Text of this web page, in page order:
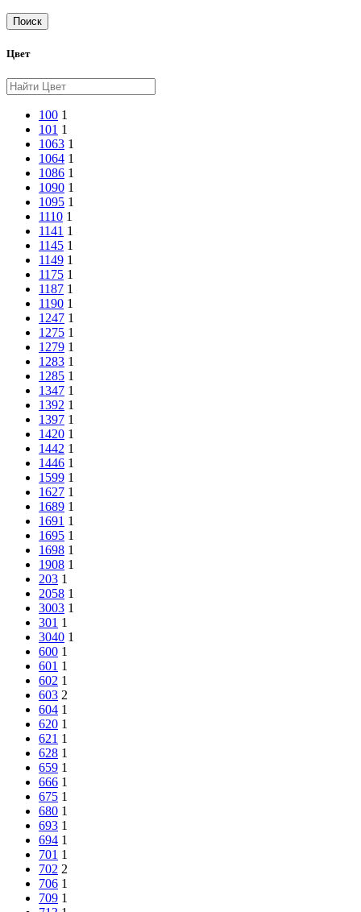
Поиск
Цвет
100 1
101 1
1063 1
1064 1
1086 1
1090 1
1095 1
1110 1
1141 1
1145 1
1149 1
1175 1
1187 1
1190 1
1247 1
1275 1
1279 1
1283 1
1285 1
1347 1
1392 1
1397 1
1420 1
1442 1
1446 1
1599 1
1627 1
1689 1
1691 1
1695 1
1698 1
1908 1
203 1
2058 1
3003 1
301 1
3040 1
600 1
601 1
602 1
603 2
604 1
620 1
621 1
628 1
659 1
666 1
675 1
680 1
693 1
694 1
701 1
702 2
706 1
709 1